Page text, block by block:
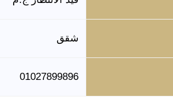
شقق
01027899896